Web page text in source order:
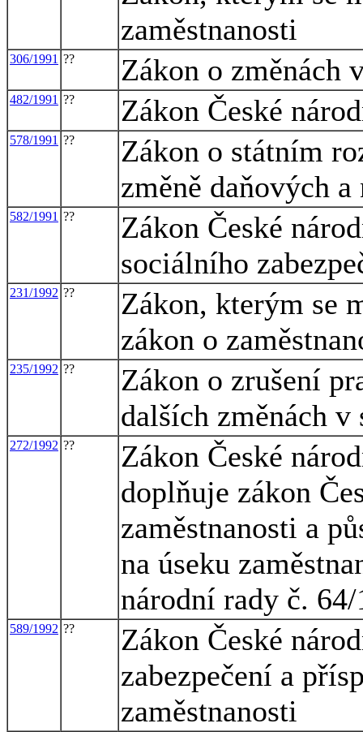
zaměstnanosti
306/1991 ?? Zákon o změnách
482/1991 ?? Zákon České
578/1991 ??
Zákon o státním
změně daňových
582/1991 ??
Zákon České
sociálního
231/1992 ??
Zákon, kterým se
zákon o
235/1992 ??
Zákon o zrušení
dalších změnách
272/1992 ??
Zákon České
doplňuje zákon
zaměstnanosti a
na úseku
národní rady č. 64/
589/1992 ??
Zákon České
zabezpečení a
zaměstnanosti